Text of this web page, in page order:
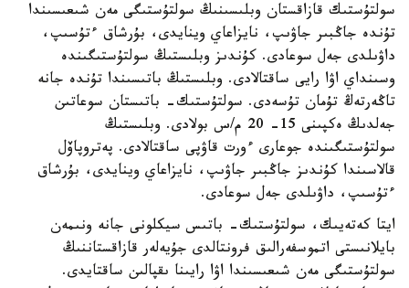
سولتۇستىك قازاقستان وبلىسىنىڭ سولتۇستىگى مەن شىعىسىندا
تۇندە جاڭبىر جاۋىپ، نايزاعاي وينايدى، بۇرشاق ءتۇسىپ،
داۋىلدى جەل سوعادى. كۇندىز وبلىستىڭ سولتۇستىگىندە
وسىنداي اۋا رايى ساقتالادى. وبلىستىڭ باتىسىندا تۇندە جانە
تاڭەرتەڭ تۇمان تۇسەدى. سولتۇستىك- باتىستان سوعاتىن
جەلدىڭ ەكپىنى 15- 20 م/س بولادى. وبلىستىڭ
سولتۇستىگىندە جوعارى ءورت قاۋپى ساقتالادى. پەتروپاۆل
قالاسىندا كۇندىز جاڭبىر جاۋىپ، نايزاعاي وينايدى، بۇرشاق
ءتۇسىپ، داۋىلدى جەل سوعادى.
ايتا كەتەيىك، سولتۇستىك- باتىس سيكلونى جانە ونىمەن
بايلانىستى اتموسفەرالىق فرونتالدى جۇيەلەر قازاقستاننىڭ
سولتۇستىگى مەن شىعىسىندا اۋا رايىنا ىقپالىن ساقتايدى.